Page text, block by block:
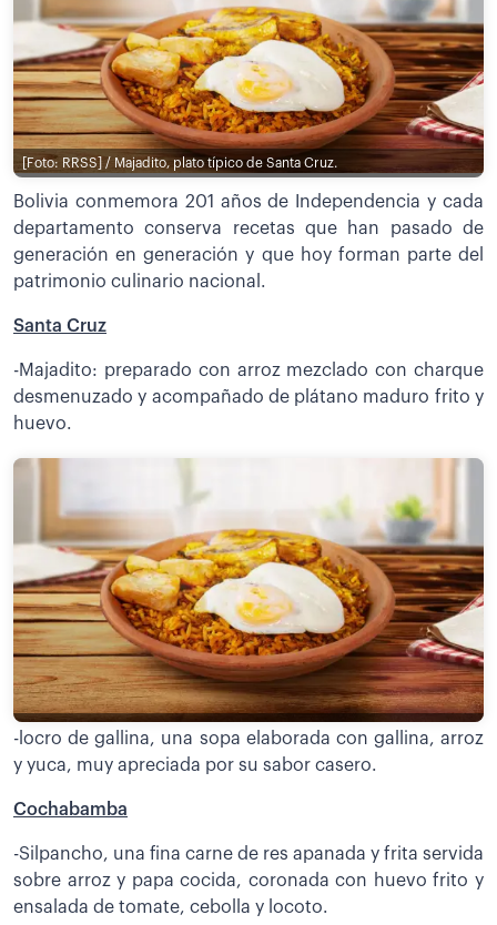
[Foto: RRSS] / Majadito, plato típico de Santa Cruz.
Bolivia conmemora 201 años de Independencia y cada
departamento conserva recetas que han pasado de
generación en generación y que hoy forman parte del
patrimonio culinario nacional.
Santa Cruz
-Majadito: preparado con arroz mezclado con charque
desmenuzado y acompañado de plátano maduro frito y
huevo.
-locro de gallina, una sopa elaborada con gallina, arroz
y yuca, muy apreciada por su sabor casero.
Cochabamba
-Silpancho, una fina carne de res apanada y frita servida
sobre arroz y papa cocida, coronada con huevo frito y
ensalada de tomate, cebolla y locoto.